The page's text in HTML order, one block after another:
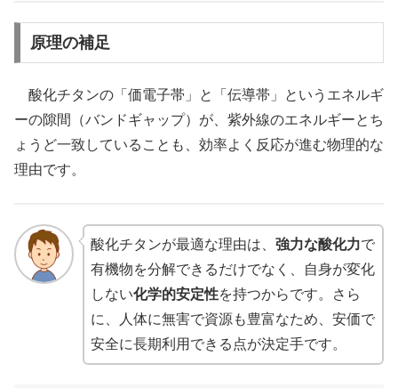
原理の補足
酸化チタンの「価電子帯」と「伝導帯」というエネルギ
ーの隙間（バンドギャップ）が、紫外線のエネルギーとち
ょうど一致していることも、効率よく反応が進む物理的な
理由です。
酸化チタンが最適な理由は、 強力な酸化力で
有機物を分解できるだけでなく、自身が変化
しない化学的安定性を持つからです。さら
に、人体に無害で資源も豊富なため、安価で
安全に長期利用できる点が決定手です。